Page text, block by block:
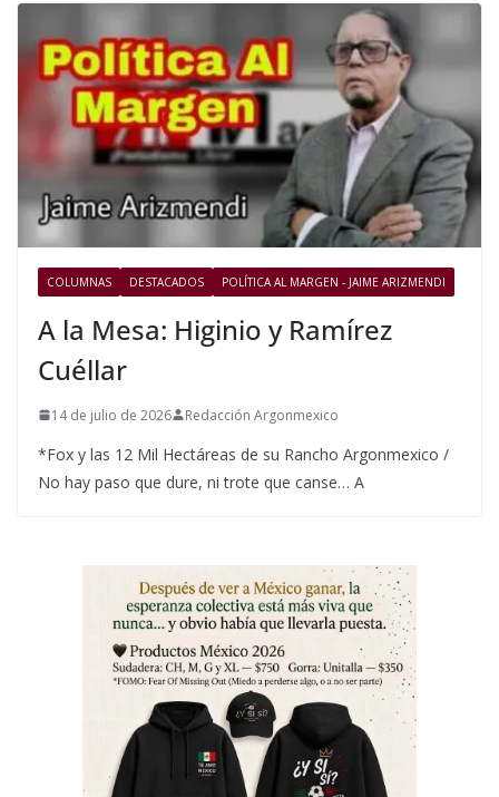
COLUMNAS DESTACADOS POLÍTICA AL MARGEN - JAIME ARIZMENDI
A la Mesa: Higinio y Ramírez
Cuéllar
14 de julio de 2026 Redacción Argonmexico
*Fox y las 12 Mil Hectáreas de su Rancho Argonmexico /
No hay paso que dure, ni trote que canse… A